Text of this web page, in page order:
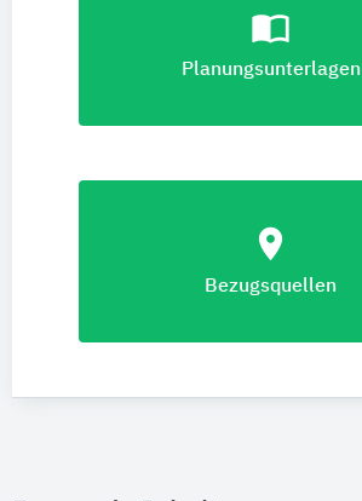
import_contacts
Planungsunterlagen
location_on
Bezugsquellen